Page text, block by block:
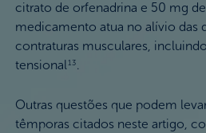
citrato de orfenadrina e 50 mg
medicamento atua no alívio das
contraturas musculares,
tensional13.
Outras questões que podem
têmporas citados neste artigo,